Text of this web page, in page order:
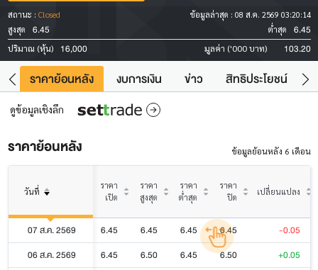
สถานะ : Closed ข้อมูลล่าสุด : 08 ส.ค. 2569 03:20:14
สูงสุด
6.45 ต่ำสุด 6.45
ปริมาณ (หุ้น) 16,000 มูลค่า ('000 บาท) 103.20
ราคาย้อนหลัง งบการเงิน ข่าว สิทธิประโยชน์
ดูข้อมูลเชิงลึก
ราคาย้อนหลัง ข้อมูลย้อนหลัง 6 เดือน
วันที่
ราคา
เปิด
ราคา
สูงสุด
ราคา
ต่ำสุด
ราคา
ปิด
เปลี่ยนแปลง
07 ส.ค. 2569 6.45 6.45 6.45 6.45
-0.05
06 ส.ค. 2569
6.45 6.50 6.45 6.50
+0.05